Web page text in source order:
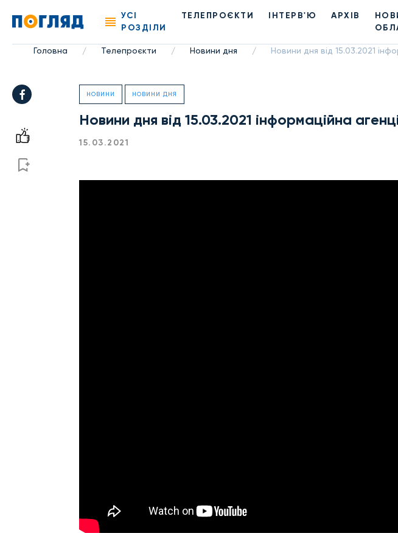
УСІ
РОЗДІЛИ
ТЕЛЕПРОЄКТИ ІНТЕРВ'Ю АРХІВ
Головна / Телепроєкти / Новини дня / Новини дня від 15.03.2021
НОВИНИ НОВИНИ ДНЯ
Новини дня від 15.03.2021 інформаційна
15.03.2021